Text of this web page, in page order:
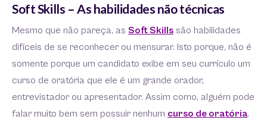
Soft Skills – As habilidades não técnicas
Mesmo que não pareça, as Soft Skills são habilidades
difíceis de se reconhecer ou mensurar. Isto porque, não é
somente porque um candidato exibe em seu currículo um
curso de oratória que ele é um grande orador,
entrevistador ou apresentador. Assim como, alguém pode
falar muito bem sem possuir nenhum curso de oratória.